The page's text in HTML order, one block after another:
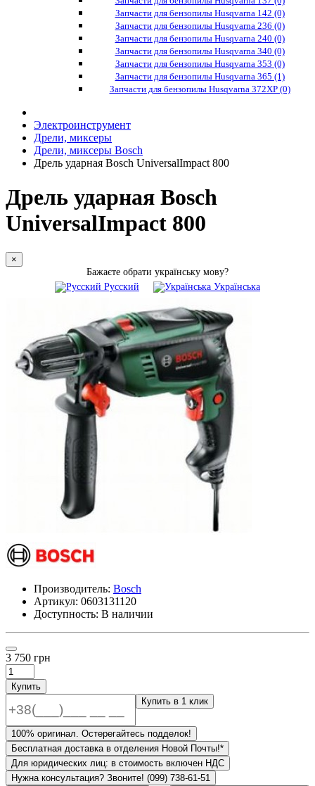
Запчасти для бензопилы Husqvarna 142 (0)
Запчасти для бензопилы Husqvarna 236 (0)
Запчасти для бензопилы Husqvarna 240 (0)
Запчасти для бензопилы Husqvarna 340 (0)
Запчасти для бензопилы Husqvarna 353 (0)
Запчасти для бензопилы Husqvarna 365 (1)
Запчасти для бензопилы Husqvarna 372XP (0)
Электроинструмент
Дрели, миксеры
Дрели, миксеры Bosch
Дрель ударная Bosch UniversalImpact 800
Дрель ударная Bosch
UniversalImpact 800
×
Бажаєте обрати українську мову?
Русский
Українська
Производитель: Bosch
Артикул: 0603131120
Доступность: В наличии
3 750 грн
Купить
Купить в 1 клик
100% оригинал. Остерегайтесь подделок!
Бесплатная доставка в отделения Новой Почты!*
Для юридических лиц: в стоимость включен НДС
Нужна консультация? Звоните! (099) 738-61-51